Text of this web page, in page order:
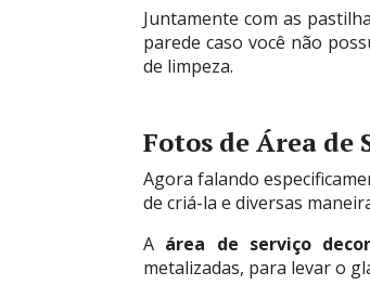
Juntamente com as
parede caso você não
de limpeza.
Fotos de Área de
Agora falando
de criá-la e diversas
A área de serviço
metalizadas, para levar o